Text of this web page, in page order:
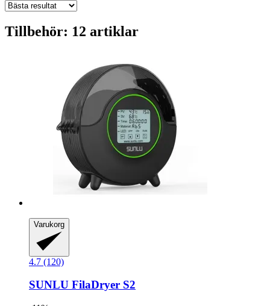
Tillbehör: 12 artiklar
Varukorg
4.7 (120)
SUNLU FilaDryer S2